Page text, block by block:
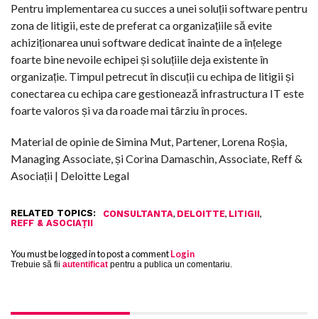
Pentru implementarea cu succes a unei soluții software pentru
zona de litigii, este de preferat ca organizațiile să evite
achiziționarea unui software dedicat înainte de a înțelege
foarte bine nevoile echipei și soluțiile deja existente în
organizație. Timpul petrecut în discuții cu echipa de litigii și
conectarea cu echipa care gestionează infrastructura IT este
foarte valoros și va da roade mai târziu în proces.
Material de opinie de Simina Mut, Partener, Lorena Roșia,
Managing Associate, și Corina Damaschin, Associate, Reff &
Asociații | Deloitte Legal
RELATED TOPICS: CONSULTANTA, DELOITTE, LITIGII,
REFF & ASOCIAȚII
You must be logged in to post a commentLogin
Trebuie să fii autentificat pentru a publica un comentariu.